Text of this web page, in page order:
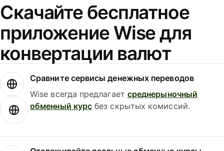
Скачайте бесплатное
приложение Wise для
конвертации валют
Сравните сервисы денежных переводов
Wise всегда предлагает среднерыночный
обменный курс без скрытых комиссий.